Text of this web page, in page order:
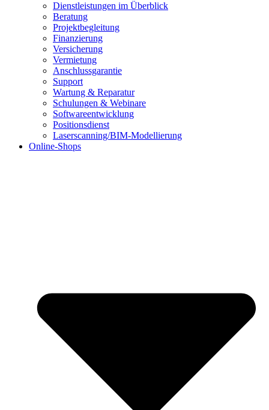
Dienstleistungen im Überblick
Beratung
Projektbegleitung
Finanzierung
Versicherung
Vermietung
Anschlussgarantie
Support
Wartung & Reparatur
Schulungen & Webinare
Softwareentwicklung
Positionsdienst
Laserscanning/BIM-Modellierung
Online-Shops